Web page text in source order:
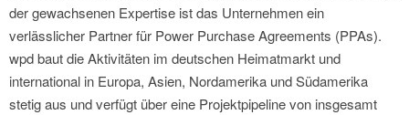
der gewachsenen Expertise ist das Unternehmen ein
verlässlicher Partner für Power Purchase Agreements (PPAs).
wpd baut die Aktivitäten im deutschen Heimatmarkt und
international in Europa, Asien, Nordamerika und Südamerika
stetig aus und verfügt über eine Projektpipeline von insgesamt